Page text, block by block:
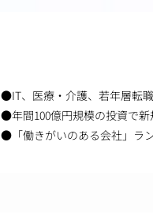
●IT、医療・介護、若年層転
●年間100億円規模の投資で
●「働きがいのある会社」ラ